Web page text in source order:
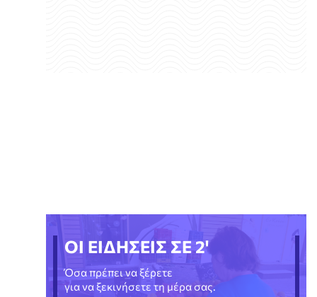
ΟΙ ΕΙΔΗΣΕΙΣ ΣΕ 2'
Όσα πρέπει να ξέρετε
για να ξεκινήσετε τη μέρα σας.